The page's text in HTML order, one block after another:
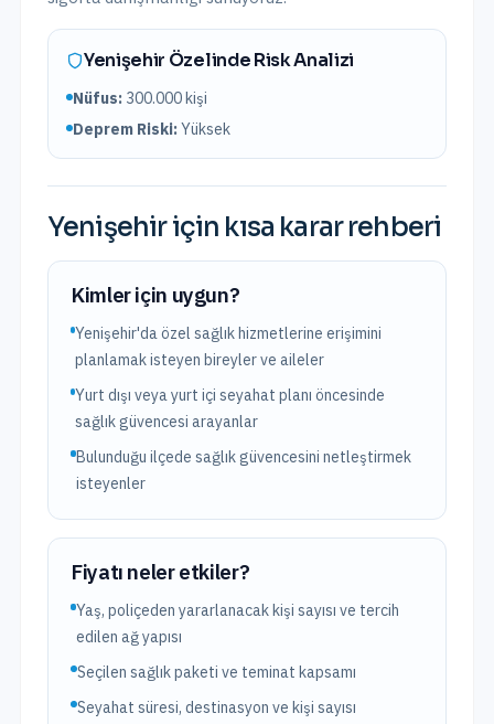
Yenişehir Özelinde Risk Analizi
Nüfus: 300.000kişi
Deprem Riski:Yüksek
Yenişehiriçin kısa karar rehberi
Kimler için uygun?
Yenişehir'da özel sağlık hizmetlerine erişimini
planlamak isteyen bireyler ve aileler
Yurt dışı veya yurt içi seyahat planı öncesinde
sağlık güvencesi arayanlar
Bulunduğu ilçede sağlık güvencesini netleştirmek
isteyenler
Fiyatı neler etkiler?
Yaş, poliçeden yararlanacak kişi sayısı ve tercih
edilen ağ yapısı
Seçilen sağlık paketi ve teminat kapsamı
Seyahat süresi, destinasyon ve kişi sayısı